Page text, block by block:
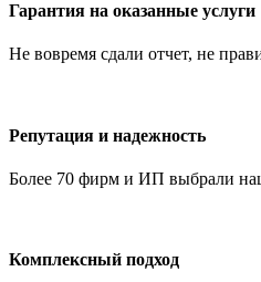
Гарантия на оказанные услуги
Не вовремя сдали отчет, не
Репутация и надежность
Более 70 фирм и ИП выбрали
Комплексный подход